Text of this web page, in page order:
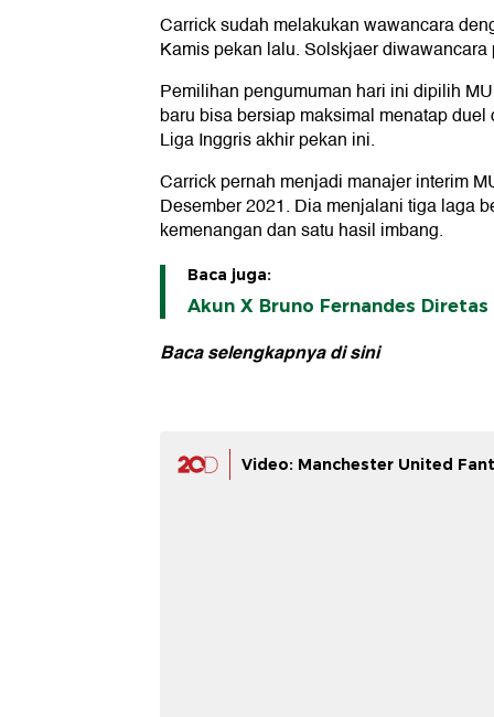
Carrick sudah melakukan wawancara
Kamis pekan lalu. Solskjaer
Pemilihan pengumuman hari ini dipilih
baru bisa bersiap maksimal menatap
Liga Inggris akhir pekan ini.
Carrick pernah menjadi manajer interim
Desember 2021. Dia menjalani tiga laga
kemenangan dan satu hasil imbang.
Baca juga:
Akun X Bruno Fernandes
Baca selengkapnyadi sini
Video: Manchester United